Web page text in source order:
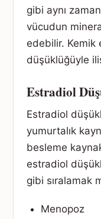
gibi aynı
vücudun
edebilir. Kemik
düşüklüğüyle
Estradiol
Estradiol
yumurtalık
besleme
estradiol
gibi sıralamak
Menopoz